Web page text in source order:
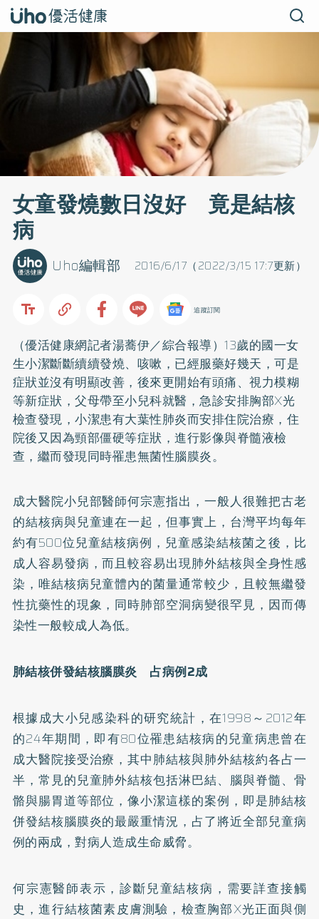
女童發燒數日沒好 竟是結核
病
2016/6/17（2022/3/15 17:7更新）
Uho編輯部
追蹤訂閱
（優活健康網記者湯蕎伊／綜合報導）13歲的國一女
生小潔斷斷續續發燒、咳嗽，已經服藥好幾天，可是
症狀並沒有明顯改善，後來更開始有頭痛、視力模糊
等新症狀，父母帶至小兒科就醫，急診安排胸部X光
檢查發現，小潔患有大葉性肺炎而安排住院治療，住
院後又因為頸部僵硬等症狀，進行影像與脊髓液檢
查，繼而發現同時罹患無菌性腦膜炎。
成大醫院小兒部醫師何宗憲指出，一般人很難把古老
的結核病與兒童連在一起，但事實上，台灣平均每年
約有500位兒童結核病例，兒童感染結核菌之後，比
成人容易發病，而且較容易出現肺外結核與全身性感
染，唯結核病兒童體內的菌量通常較少，且較無繼發
性抗藥性的現象，同時肺部空洞病變很罕見，因而傳
染性一般較成人為低。
肺結核併發結核腦膜炎 占病例2成
根據成大小兒感染科的研究統計，在1998～2012年
的24年期間，即有80位罹患結核病的兒童病患曾在
成大醫院接受治療，其中肺結核與肺外結核約各占一
半，常見的兒童肺外結核包括淋巴結、腦與脊髓、骨
骼與腸胃道等部位，像小潔這樣的案例，即是肺結核
併發結核腦膜炎的最嚴重情況，占了將近全部兒童病
例的兩成，對病人造成生命威脅。
何宗憲醫師表示，診斷兒童結核病，需要詳查接觸
史，進行結核菌素皮膚測驗，檢查胸部X光正面與側